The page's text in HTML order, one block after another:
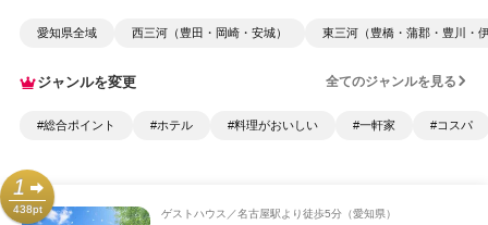
愛知県全域 西三河（豊田・岡崎・安城） 東三河（豊橋・蒲郡・豊川・
ジャンルを変更 全てのジャンルを見る
#総合ポイント #ホテル #料理がおいしい #一軒家 #コスパ
1
438pt ゲストハウス 名古屋駅より徒歩5分（愛知県）